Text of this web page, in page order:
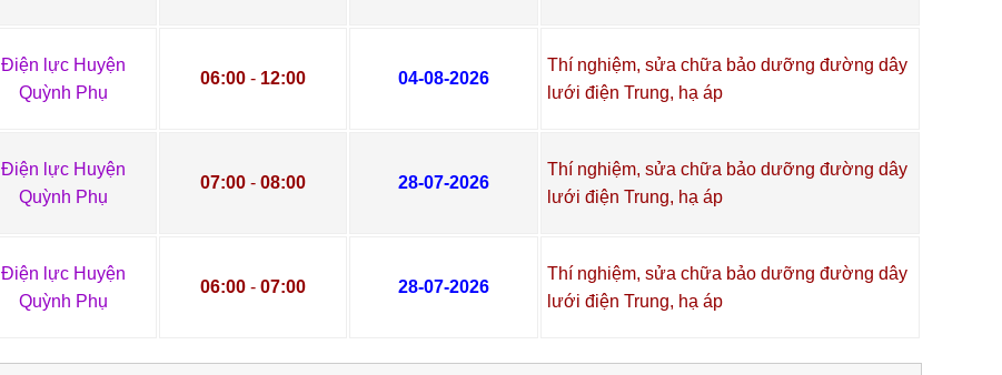
Điện lực Huyện
Quỳnh Phụ
06:00 - 12:00 04-08-2026
Thí nghiệm, sửa chữa bảo dưỡng đường dây
lưới điện Trung, hạ áp
Điện lực Huyện
Quỳnh Phụ
07:00 - 08:00 28-07-2026
Thí nghiệm, sửa chữa bảo dưỡng đường dây
lưới điện Trung, hạ áp
Điện lực Huyện
Quỳnh Phụ
06:00 - 07:00 28-07-2026
Thí nghiệm, sửa chữa bảo dưỡng đường dây
lưới điện Trung, hạ áp